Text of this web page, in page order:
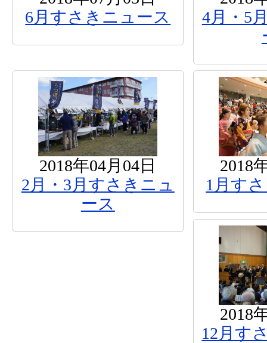
6月すさきニュース
4月・5
2018年04月04日
2月・3月すさきニュ
ース
2018
1月す
2018
12月す